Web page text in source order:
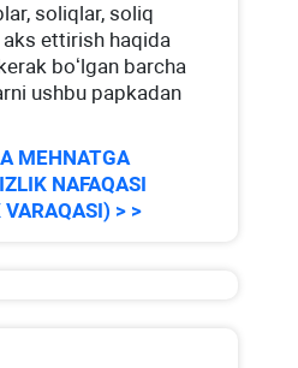
soliqlar, soliq
ettirish haqida
boʻlgan barcha
ushbu papkadan
MEHNATGA
NAFAQASI
> >